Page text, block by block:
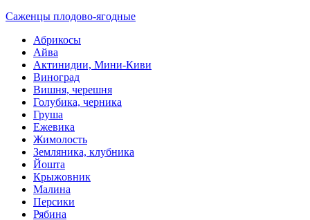
Саженцы плодово-ягодные
Абрикосы
Айва
Актинидии, Мини-Киви
Виноград
Вишня, черешня
Голубика, черника
Груша
Ежевика
Жимолость
Земляника, клубника
Йошта
Крыжовник
Малина
Персики
Рябина